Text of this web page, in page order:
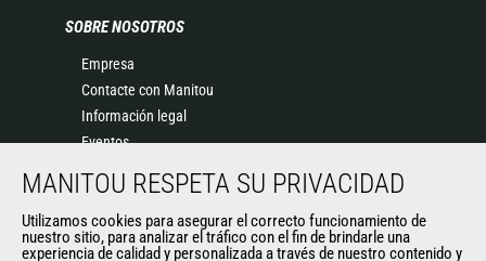
SOBRE NOSOTROS
Empresa
Contacte con Manitou
Información legal
Eventos
Historia
General Terms and Conditions of Sale
MANITOU RESPETA SU PRIVACIDAD
Utilizamos cookies para asegurar el correcto funcionamiento de
nuestro sitio, para analizar el tráfico con el fin de brindarle una
experiencia de calidad y personalizada a través de nuestro contenido y